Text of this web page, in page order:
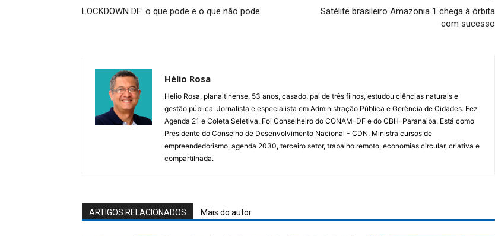
LOCKDOWN DF: o que pode e o que não pode
Satélite brasileiro Amazonia 1 chega à órbita
com sucesso
Hélio Rosa
Helio Rosa, planaltinense, 53 anos, casado, pai de três filhos, estudou ciências naturais e
gestão pública. Jornalista e especialista em Administração Pública e Gerência de Cidades. Fez
Agenda 21 e Coleta Seletiva. Foi Conselheiro do CONAM-DF e do CBH-Paranaiba. Está como
Presidente do Conselho de Desenvolvimento Nacional - CDN. Ministra cursos de
empreendedorismo, agenda 2030, terceiro setor, trabalho remoto, economias circular, criativa e
compartilhada.
ARTIGOS RELACIONADOS Mais do autor